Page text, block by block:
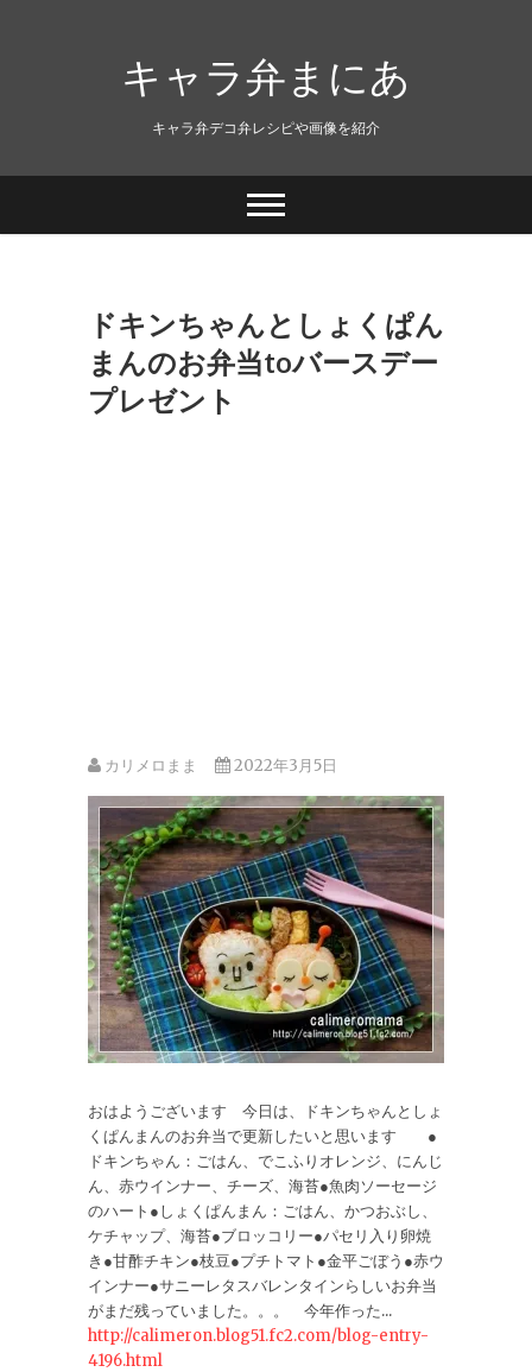
キャラ弁まにあ
キャラ弁デコ弁レシピや画像を紹介
ドキンちゃんとしょくぱん
まんのお弁当toバースデー
プレゼント
カリメロまま 2022年3月5日
おはようございます 今日は、ドキンちゃんとしょ
くぱんまんのお弁当で更新したいと思います ●
ドキンちゃん：ごはん、でこふりオレンジ、にんじ
ん、赤ウインナー、チーズ、海苔●魚肉ソーセージ
のハート●しょくぱんまん：ごはん、かつおぶし、
ケチャップ、海苔●ブロッコリー●パセリ入り卵焼
き●甘酢チキン●枝豆●プチトマト●金平ごぼう●赤ウ
インナー●サニーレタスバレンタインらしいお弁当
がまだ残っていました。。。 今年作った...
http://calimeron.blog51.fc2.com/blog-entry-
4196.html